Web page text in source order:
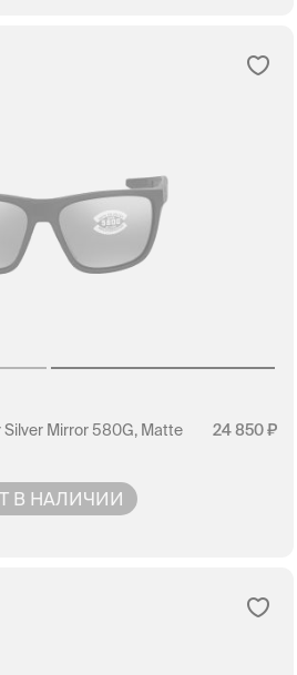
Mirror 580G, Matte
24 850
В НАЛИЧИИ